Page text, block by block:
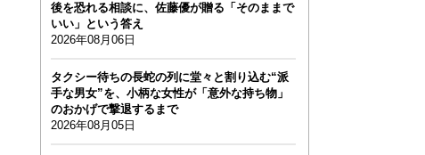
後を恐れる相談に、佐藤優が贈る「そのままで
いい」という答え
2026年08月06日
タクシー待ちの長蛇の列に堂々と割り込む“派
手な男女”を、小柄な女性が「意外な持ち物」
のおかげで撃退するまで
2026年08月05日